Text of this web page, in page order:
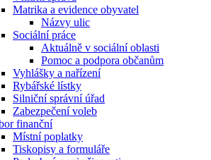
Matrika a evidence obyvatel
Názvy ulic
Sociální práce
Aktuálně v sociální oblasti
Pomoc a podpora občanům
Vyhlášky a nařízení
Rybářské lístky
Silniční správní úřad
Zabezpečení voleb
finanční
Místní poplatky
Tiskopisy a formuláře